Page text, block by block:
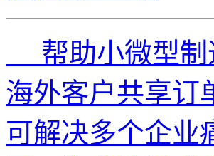
帮助小微型制
海外客户共享订
可解决多个企业